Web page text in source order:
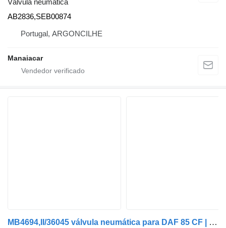
Válvula neumática
AB2836,SEB00874
Portugal, ARGONCILHE
Manaiacar
MB4694,II/36045 válvula neumática para DAF 85 CF | 98 - 00 camión